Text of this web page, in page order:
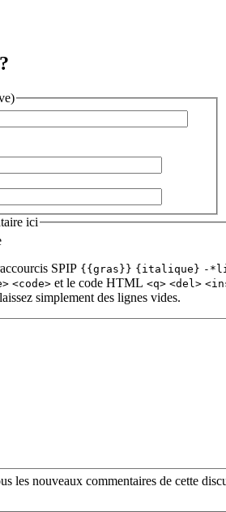
ici
SPIP {{gras}} {italique} -
<code> et le code HTML <q> <del>
simplement des lignes vides.
les nouveaux commentaires de cette